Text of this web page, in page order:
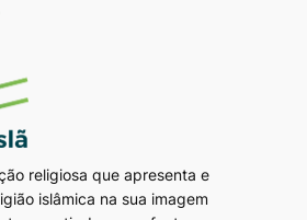
religiosa que apresenta e
islâmica na sua imagem